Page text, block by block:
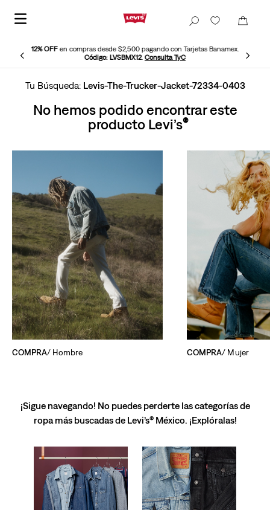
12% OFFen compras desde $2,500 pagando con Tarjetas Banamex.
Código: LVSBMX12. Consulta TyC
Levis-The-Trucker-Jacket-72334-0403
No hemos podido encontrar este
producto Levi’s
COMPRA/ Hombre COMPRA/ Mujer
¡Sigue navegando! No puedes perderte las categorías de
ropa más buscadas de Levi’s® México. ¡Explóralas!